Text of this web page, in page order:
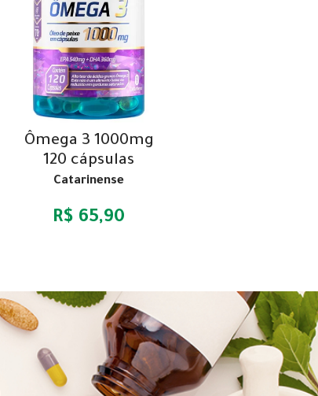
Ômega 3 1000mg
120 cápsulas
Catarinense
R$ 65,90